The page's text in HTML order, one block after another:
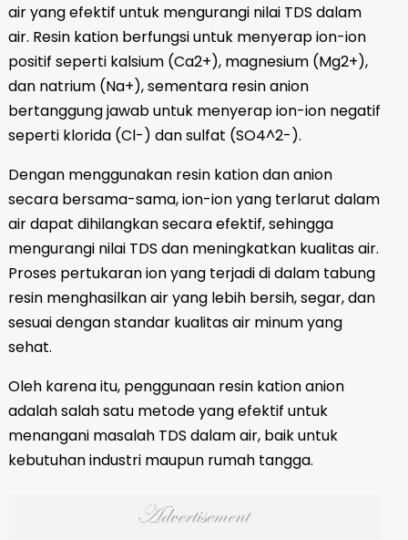
air yang efektif untuk mengurangi nilai TDS dalam
air. Resin kation berfungsi untuk menyerap ion-ion
positif seperti kalsium (Ca2+), magnesium (Mg2+),
dan natrium (Na+), sementara resin anion
bertanggung jawab untuk menyerap ion-ion negatif
seperti klorida (Cl-) dan sulfat (SO4^2-).
Dengan menggunakan resin kation dan anion
secara bersama-sama, ion-ion yang terlarut dalam
air dapat dihilangkan secara efektif, sehingga
mengurangi nilai TDS dan meningkatkan kualitas air.
Proses pertukaran ion yang terjadi di dalam tabung
resin menghasilkan air yang lebih bersih, segar, dan
sesuai dengan standar kualitas air minum yang
sehat.
Oleh karena itu, penggunaan resin kation anion
adalah salah satu metode yang efektif untuk
menangani masalah TDS dalam air, baik untuk
kebutuhan industri maupun rumah tangga.